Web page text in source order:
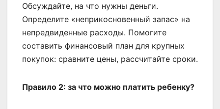
Обсуждайте, на что нужны деньги.
Определите «неприкосновенный запас» на
непредвиденные расходы. Помогите
составить финансовый план для крупных
покупок: сравните цены, рассчитайте сроки.
Правило 2: за что можно платить ребенку?